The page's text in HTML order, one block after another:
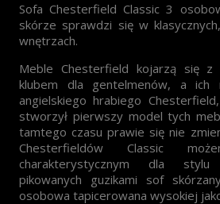
Sofa Chesterfield Classic 3
skórze sprawdzi się w
wnętrzach.
Meble Chesterfield kojarzą się z
klubem dla gentelmenów, a ich
angielskiego hrabiego
stworzył pierwszy model tych
tamtego czasu prawie się nie
Chesterfieldów Classic
charakterystycznym dla
pikowanych guzikami sof
osobowa tapicerowana wysokiej